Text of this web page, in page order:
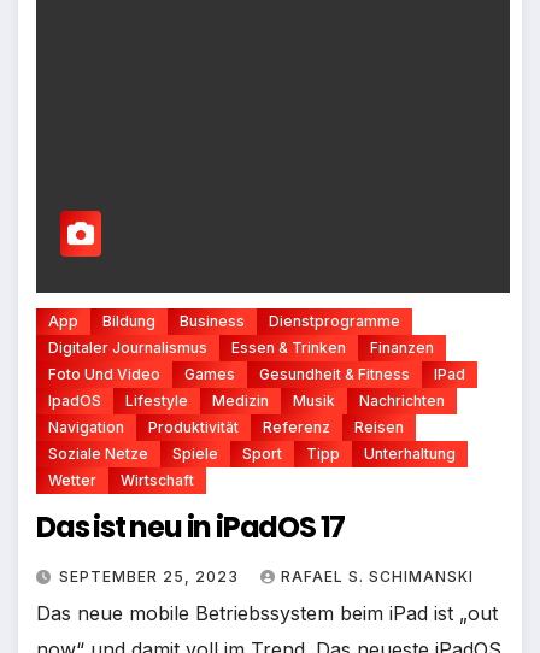
App Bildung Business
Dienstprogramme
Digitaler Journalismus
Essen & Trinken
Finanzen
Foto Und Video
Games Gesundheit & Fitness
IPad
IpadOS
Lifestyle Medizin Musik
Nachrichten
Navigation
Produktivität Referenz
Reisen
Soziale Netze
Spiele Sport Tipp
Unterhaltung
Wetter
Wirtschaft
Das ist neu in iPadOS 17
SEPTEMBER 25, 2023 RAFAEL S. SCHIMANSKI
Das neue mobile Betriebssystem beim iPad ist „out